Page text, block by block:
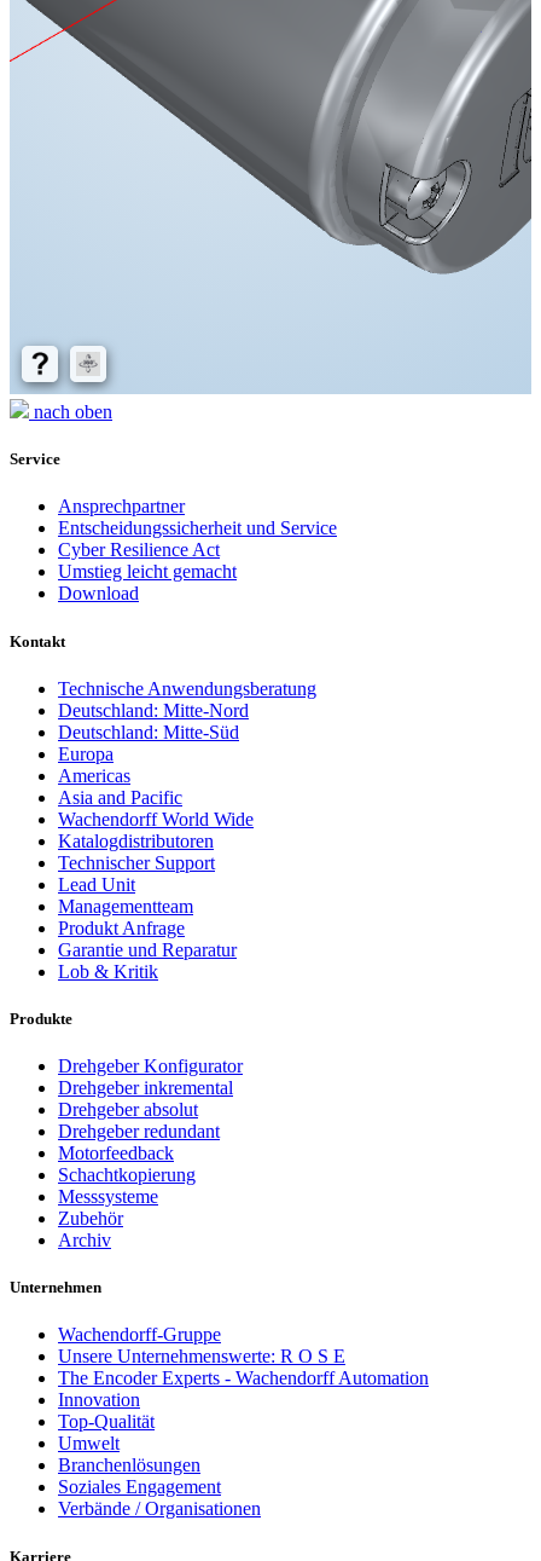
nach oben
Service
Ansprechpartner
Entscheidungssicherheit und Service
Cyber Resilience Act
Umstieg leicht gemacht
Download
Kontakt
Technische Anwendungsberatung
Deutschland: Mitte-Nord
Deutschland: Mitte-Süd
Europa
Americas
Asia and Pacific
Wachendorff World Wide
Katalogdistributoren
Technischer Support
Lead Unit
Managementteam
Produkt Anfrage
Garantie und Reparatur
Lob & Kritik
Produkte
Drehgeber Konfigurator
Drehgeber inkremental
Drehgeber absolut
Drehgeber redundant
Motorfeedback
Schachtkopierung
Messsysteme
Zubehör
Archiv
Unternehmen
Wachendorff-Gruppe
Unsere Unternehmenswerte: R O S E
The Encoder Experts - Wachendorff Automation
Innovation
Top-Qualität
Umwelt
Branchenlösungen
Soziales Engagement
Verbände / Organisationen
Karriere